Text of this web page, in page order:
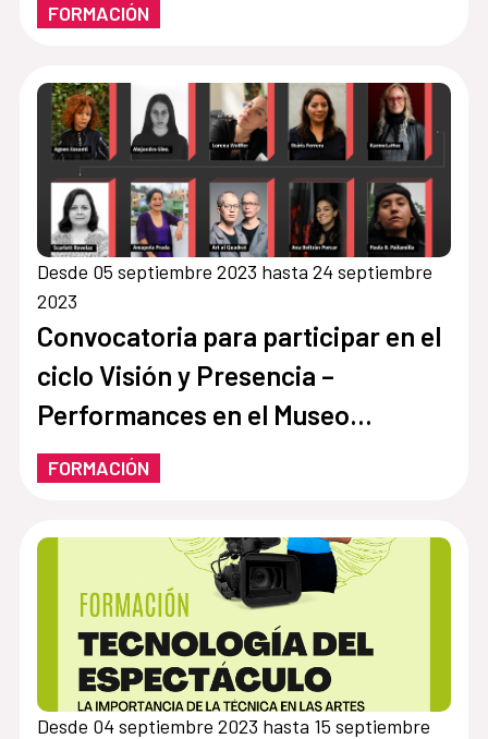
FORMACIÓN
Desde 05 septiembre 2023 hasta 24 septiembre
2023
Convocatoria para participar en el
ciclo Visión y Presencia –
Performances en el Museo
Nacional Thyssen-Bornemisza
(Madrid)
FORMACIÓN
Desde 04 septiembre 2023 hasta 15 septiembre